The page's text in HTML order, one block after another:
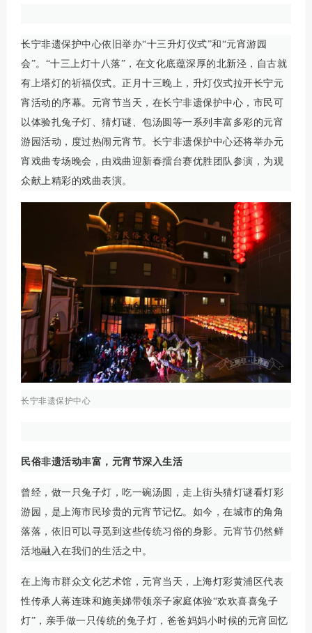
长宁非遗保护中心依旧举办“十三升灯仪式”和“元宵游园
会”。“十三上灯十八落”，在文化底蕴深厚的北新泾，自古就
有上塔灯的祈福仪式。正月十三晚上，升灯仪式拉开长宁元
宵活动的序幕。元宵节当天，在长宁非遗保护中心，市民可
以体验扎兔子灯、猜灯谜、包汤圆等一系列丰富多彩的元宵
游园活动，度过热闹元宵节。长宁非遗保护中心还将举办元
宵戏曲专场晚会，由戏曲迎新春擂台赛优胜团队参演，为观
众献上精彩的戏曲表演。
长宁非遗保护中心
民俗非遗活动丰富，元宵节深入生活
曾经，做一只兔子灯，吃一碗汤圆，走上街头猜灯谜看灯彩
游园，是上海市民珍贵的元宵节记忆。如今，在城市的角角
落落，依旧可以寻觅到这些传统习俗的身影。元宵节仍然鲜
活地融入在我们的生活之中。
在上海市群众文化艺术馆，元宵当天，上海灯彩黄浦区代表
性传承人蒋连珠和施美娣带领亲子家庭体验“欢欢喜喜兔子
灯”，亲手做一只传统的兔子灯，爸爸妈妈小时候的元宵回忆